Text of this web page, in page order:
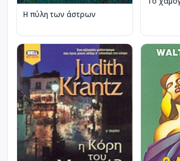
Η πύλη των άστρων